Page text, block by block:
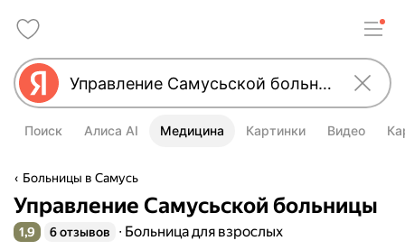
Поиск Алиса AI Медицина Картинки Видео
Больницы в Самусь
Управление Самусьской больницы
Рейтинг 1,9 из 5
1,9 6 отзывов Больница для взрослых